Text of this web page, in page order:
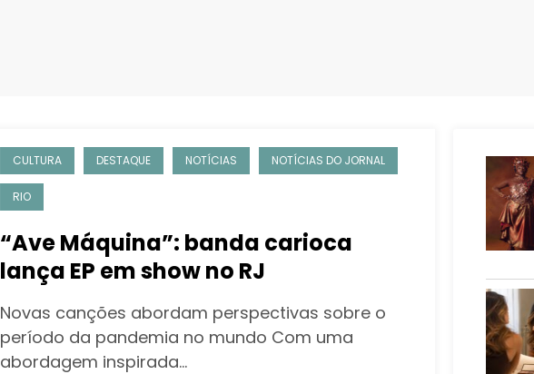
CULTURA DESTAQUE NOTÍCIAS NOTÍCIAS DO JORNAL
RIO
“Ave Máquina”: banda carioca
lança EP em show no RJ
Novas canções abordam perspectivas sobre o
período da pandemia no mundo Com uma
abordagem inspirada…